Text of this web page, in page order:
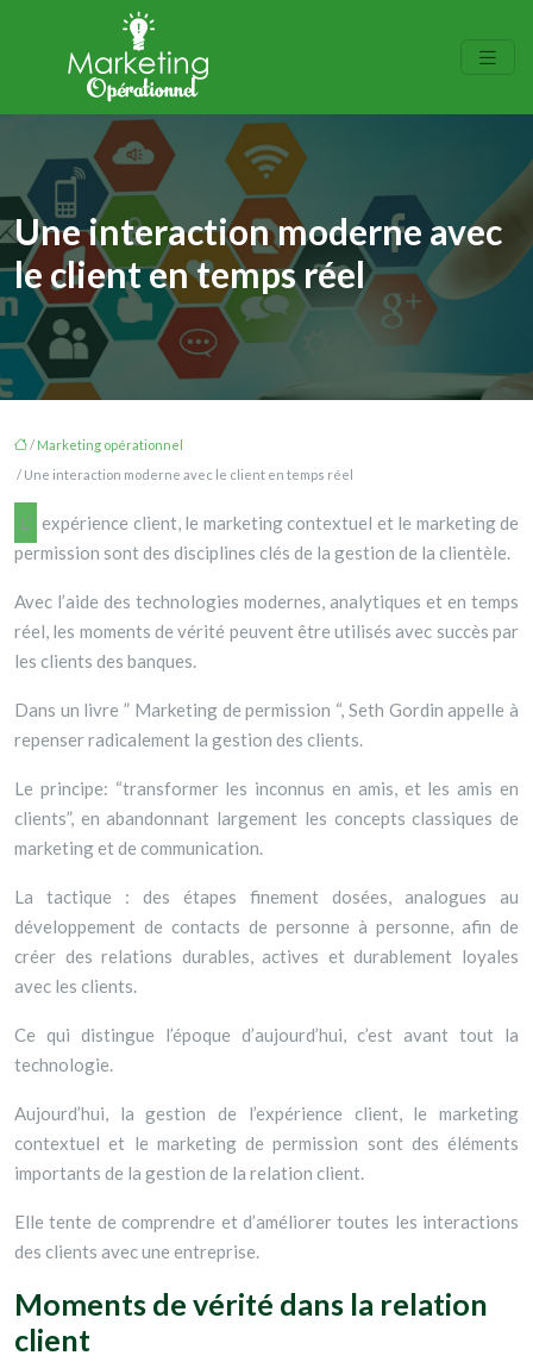
Une interaction moderne avec
le client en temps réel
/ Marketing opérationnel
/ Une interaction moderne avec le client en temps réel
L’expérience client, le marketing contextuel et le marketing de
permission sont des disciplines clés de la gestion de la clientèle.
Avec l’aide des technologies modernes, analytiques et en temps
réel, les moments de vérité peuvent être utilisés avec succès par
les clients des banques.
Dans un livre ” Marketing de permission “, Seth Gordin appelle à
repenser radicalement la gestion des clients.
Le principe: “transformer les inconnus en amis, et les amis en
clients”, en abandonnant largement les concepts classiques de
marketing et de communication.
La tactique : des étapes finement dosées, analogues au
développement de contacts de personne à personne, afin de
créer des relations durables, actives et durablement loyales
avec les clients.
Ce qui distingue l’époque d’aujourd’hui, c’est avant tout la
technologie.
Aujourd’hui, la gestion de l’expérience client, le marketing
contextuel et le marketing de permission sont des éléments
importants de la gestion de la relation client.
Elle tente de comprendre et d’améliorer toutes les interactions
des clients avec une entreprise.
Moments de vérité dans la relation
client